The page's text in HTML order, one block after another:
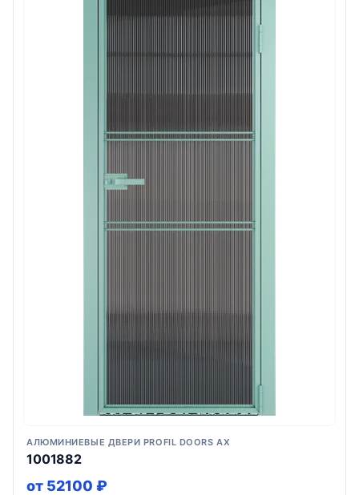
АЛЮМИНИЕВЫЕ ДВЕРИ PROFIL DOORS AX
1001882
от 52100 ₽